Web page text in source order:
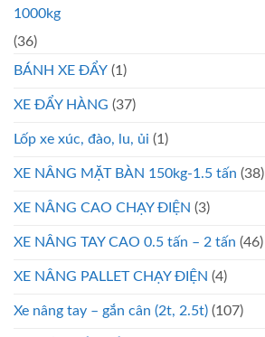
1000kg
(36)
BÁNH XE ĐẨY (1)
XE ĐẨY HÀNG (37)
Lốp xe xúc, đào, lu, ủi (1)
XE NÂNG MẶT BÀN 150kg-1.5 tấn (38)
XE NÂNG CAO CHẠY ĐIỆN (3)
XE NÂNG TAY CAO 0.5 tấn – 2 tấn (46)
XE NÂNG PALLET CHẠY ĐIỆN (4)
Xe nâng tay – gắn cân (2t, 2.5t) (107)